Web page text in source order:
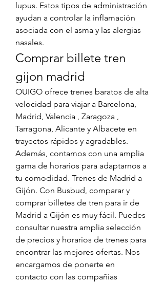
lupus. Estos tipos de administración
ayudan a controlar la inflamación
asociada con el asma y las alergias
nasales.
Comprar billete tren
gijon madrid
OUIGO ofrece trenes baratos de alta
velocidad para viajar a Barcelona,
Madrid, Valencia , Zaragoza ,
Tarragona, Alicante y Albacete en
trayectos rápidos y agradables.
Además, contamos con una amplia
gama de horarios para adaptarnos a
tu comodidad. Trenes de Madrid a
Gijón. Con Busbud, comparar y
comprar billetes de tren para ir de
Madrid a Gijón es muy fácil. Puedes
consultar nuestra amplia selección
de precios y horarios de trenes para
encontrar las mejores ofertas. Nos
encargamos de ponerte en
contacto con las compañías